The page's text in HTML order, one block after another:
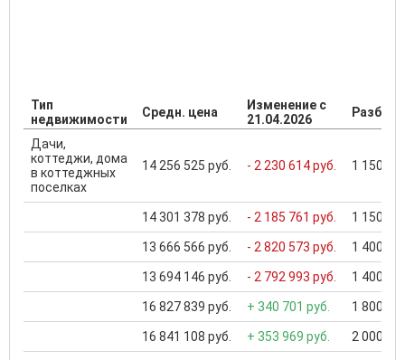
Тип
недвижимости
Средн. цена
Изменение с
21.04.2026
Дачи,
коттеджи, дома
в коттеджных
поселках
14 256 525 руб. - 2 230 614 руб. 1 150
14 301 378 руб. - 2 185 761 руб. 1 150
13 666 566 руб. - 2 820 573 руб. 1 400
13 694 146 руб. - 2 792 993 руб. 1 400
16 827 839 руб. + 340 701 руб. 1 800
16 841 108 руб. + 353 969 руб. 2 000